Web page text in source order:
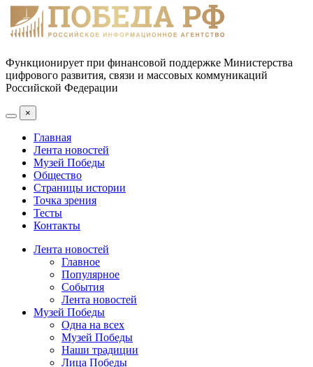
Функционирует при финансовой поддержке Министерства
цифрового развития, связи и массовых коммуникаций
Российской Федерации
×
Главная
Лента новостей
Музей Победы
Общество
Страницы истории
Точка зрения
Тесты
Контакты
Лента новостей
Главное
Популярное
События
Лента новостей
Музей Победы
Одна на всех
Музей Победы
Наши традиции
Лица Победы